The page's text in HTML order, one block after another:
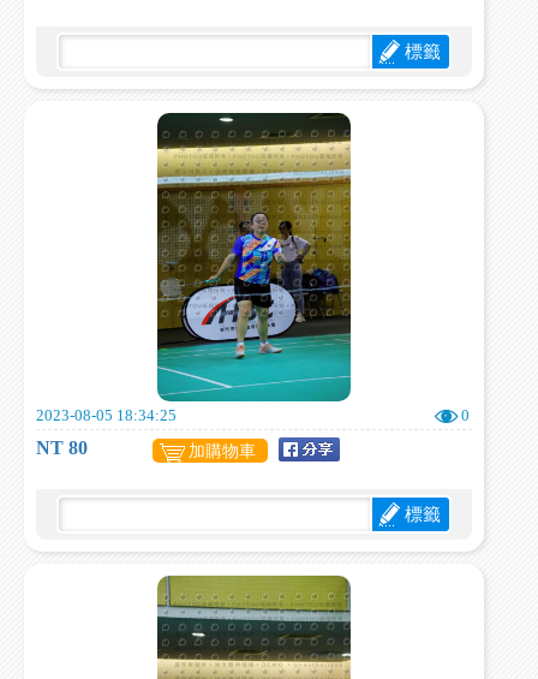
標籤
2023-08-05 18:34:25 0
NT 80 加購物車
標籤